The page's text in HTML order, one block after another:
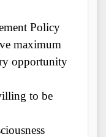
Policy
maximum
opportunity
to be